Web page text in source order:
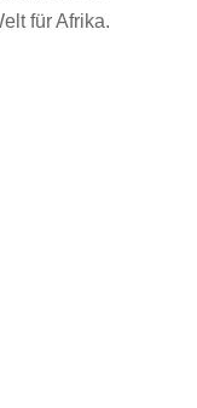
für Afrika.